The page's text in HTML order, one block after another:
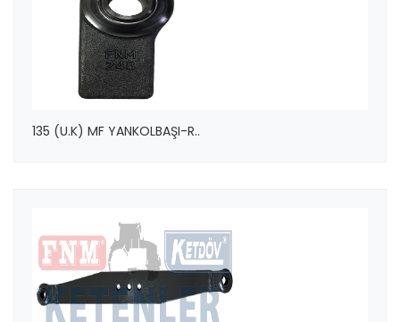
135 (U.K) MF YANKOLBAŞI-R..